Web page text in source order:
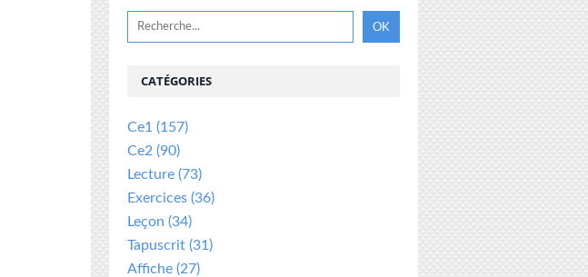
CATÉGORIES
Ce1 (157)
Ce2 (90)
Lecture (73)
Exercices (36)
Leçon (34)
Tapuscrit (31)
Affiche (27)